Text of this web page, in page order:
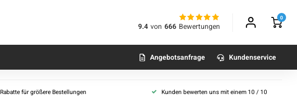
9.4 von 666 Bewertungen
0
Angebotsanfrage Kundenservice
Rabatte für größere Bestellungen Kunden bewerten uns mit einem 10 / 10